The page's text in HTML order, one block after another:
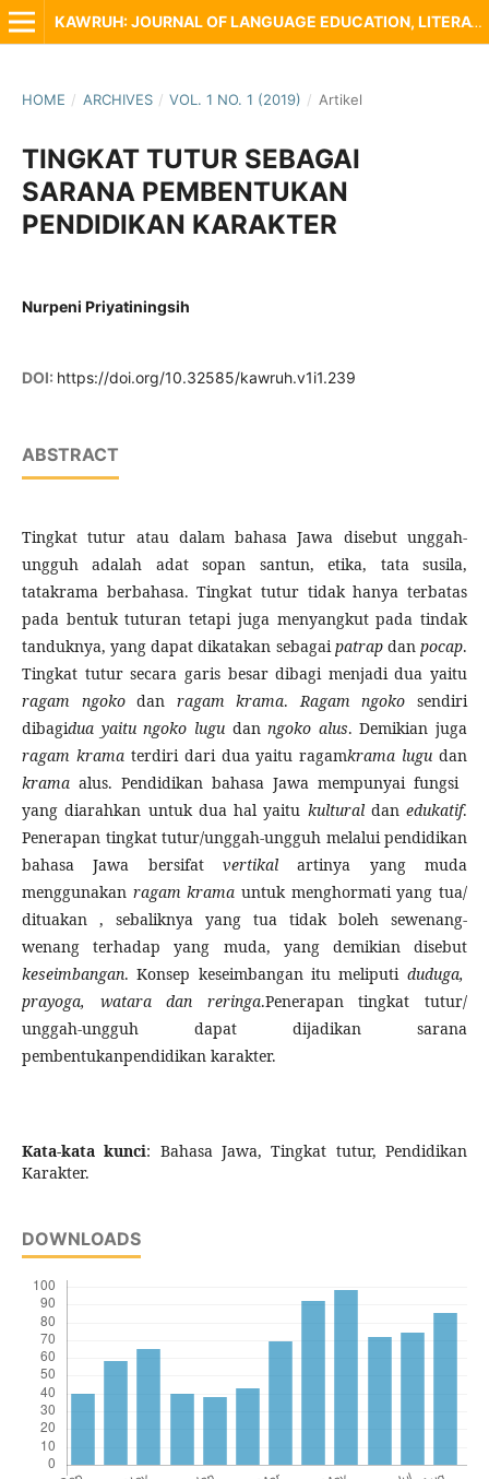
KAWRUH: JOURNAL OF LANGUAGE EDUCATION, LITERATURE AND LOCAL CULTURE
HOME / ARCHIVES / VOL. 1 NO. 1 (2019) / Artikel
TINGKAT TUTUR SEBAGAI
SARANA PEMBENTUKAN
PENDIDIKAN KARAKTER
Nurpeni Priyatiningsih
DOI: https://doi.org/10.32585/kawruh.v1i1.239
ABSTRACT
Tingkat tutur atau dalam bahasa Jawa disebut unggah-
ungguh adalah adat sopan santun, etika, tata susila,
tatakrama berbahasa. Tingkat tutur tidak hanya terbatas
pada bentuk tuturan tetapi juga menyangkut pada tindak
tanduknya, yang dapat dikatakan sebagaipatrapdanpocap.
Tingkat tutur secara garis besar dibagi menjadi dua yaitu
ragam ngokodan ragam krama.Ragam ngoko sendiri
dibagidua yaitu ngoko lugudanngoko alus. Demikian juga
ragam krama terdiri dari dua yaitu ragamkrama lugu dan
krama alus. Pendidikan bahasa Jawa mempunyai fungsi
yang diarahkan untuk dua hal yaitu kultural danedukatif.
Penerapan tingkat tutur/unggah-ungguh melalui pendidikan
bahasa Jawa bersifat vertikal artinya yang muda
menggunakan ragam krama untuk menghormati yang tua/
dituakan , sebaliknya yang tua tidak boleh sewenang-
wenang terhadap yang muda, yang demikian disebut
keseimbangan. Konsep keseimbangan itu meliputi duduga,
prayoga, watara dan reringa.Penerapan tingkat tutur/
unggah-ungguh dapat dijadikan sarana
pembentukanpendidikan karakter.
Kata-kata kunci: Bahasa Jawa, Tingkat tutur, Pendidikan
Karakter.
DOWNLOADS